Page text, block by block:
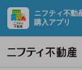
ニフティ不動
購入アプリ